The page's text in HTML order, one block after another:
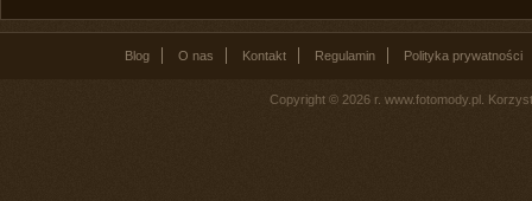
Blog O nas Kontakt Regulamin Polityka prywatności
Copyright © 2026 r. www.fotomody.pl.